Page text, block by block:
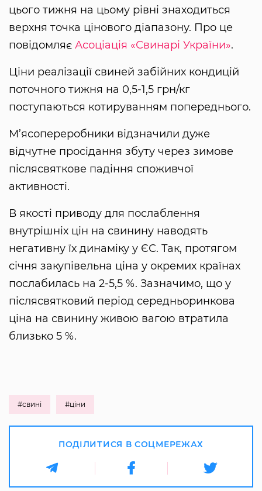
цього тижня на цьому рівні знаходиться
верхня точка цінового діапазону. Про це
повідомляє Асоціація «Свинарі України».
Ціни реалізації свиней забійних кондицій
поточного тижня на 0,5-1,5 грн/кг
поступаються котируванням попереднього.
М’ясопереробники відзначили дуже
відчутне просідання збуту через зимове
післясвяткове падіння споживчої
активності.
В якості приводу для послаблення
внутрішніх цін на свинину наводять
негативну їх динаміку у ЄС. Так, протягом
січня закупівельна ціна у окремих країнах
послабилась на 2-5,5 %. Зазначимо, що у
післясвятковий період середньоринкова
ціна на свинину живою вагою втратила
близько 5 %.
#свині #ціни
ПОДІЛИТИСЯ В СОЦМЕРЕЖАХ